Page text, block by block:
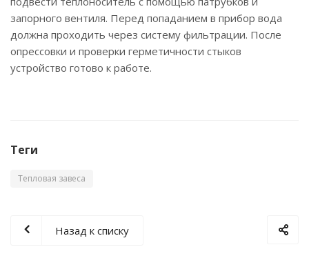
запорного вентиля. Перед попаданием в прибор вода
должна проходить через систему фильтрации. После
опрессовки и проверки герметичности стыков
устройство готово к работе.
Теги
Тепловая завеса
Назад к списку